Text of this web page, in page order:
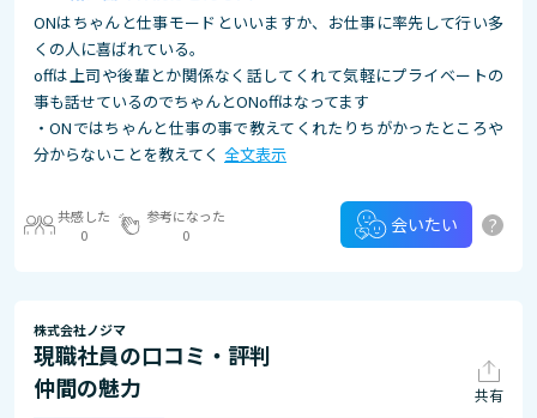
ONはちゃんと仕事モードといいますか、お仕事に率先して行い多
くの人に喜ばれている。
offは上司や後輩とか関係なく話してくれて気軽にプライベートの
事も話せているのでちゃんとONoffはなってます
・ONではちゃんと仕事の事で教えてくれたりちがかったところや
分からないことを教えてく 全文表示
共感した
0
参考になった
0
会いたい ?
株式会社ノジマ
現職社員の口コミ・評判
仲間の魅力
共有